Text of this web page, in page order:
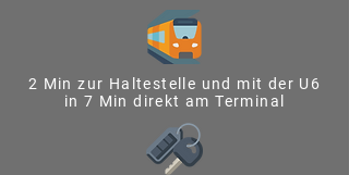
2 Min zur Haltestelle und mit der U6
in 7 Min direkt am Terminal